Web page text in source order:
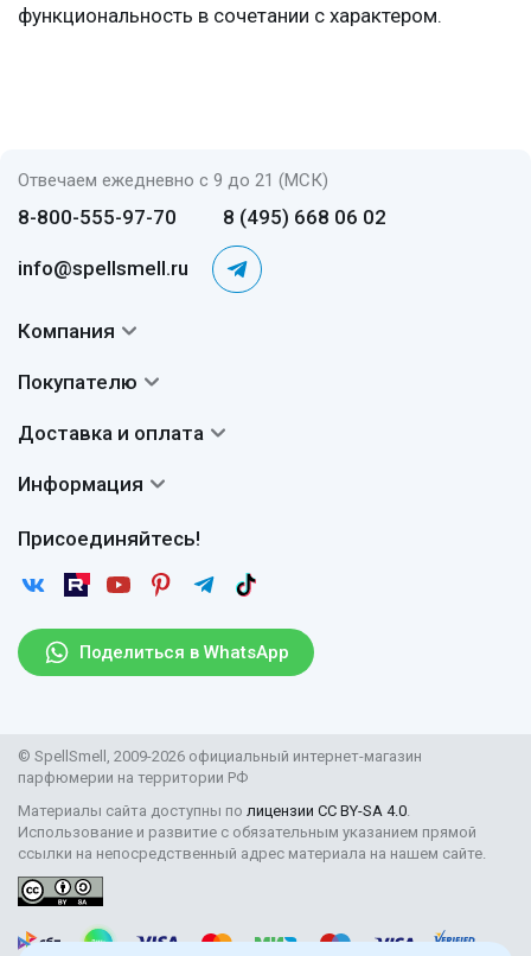
функциональность в сочетании с характером.
Отвечаем ежедневно с 9 до 21 (МСК)
8-800-555-97-70 8 (495) 668 06 02
info@spellsmell.ru
Поделиться в WhatsApp
Присоединяйтесь!
Компания
Авторы
Сертификаты
Покупателю
Вопросы и ответы
Отзывы
Рассылка
Доставка и оплата
Доставка
Возврат
Информация
Пользовательское соглашение
Защита персональных данных
Правила продажи товаров (Постановление Правительства
Поставщикам
© SpellSmell, 2009-2026 официальный интернет-магазин
парфюмерии на территории РФ
Материалы сайта доступны по лицензии CC BY-SA 4.0.
Использование и развитие с обязательным указанием прямой
ссылки на непосредственный адрес материала на нашем сайте.